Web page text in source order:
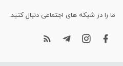
ما را در شبکه های اجتماعی دنبال کنید.